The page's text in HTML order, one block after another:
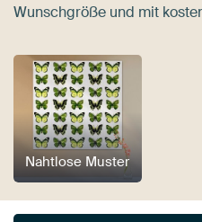
Wunschgröße und mit
Nahtlose Muster